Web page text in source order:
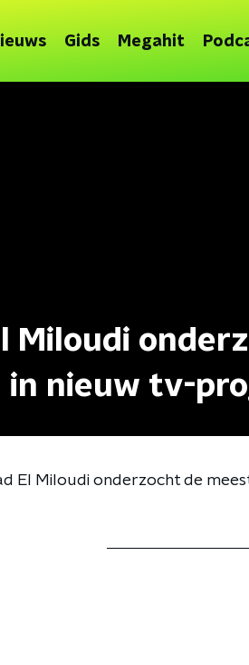
Gids Megahit
Miloudi
in nieuw tv-
El Miloudi onderzocht de